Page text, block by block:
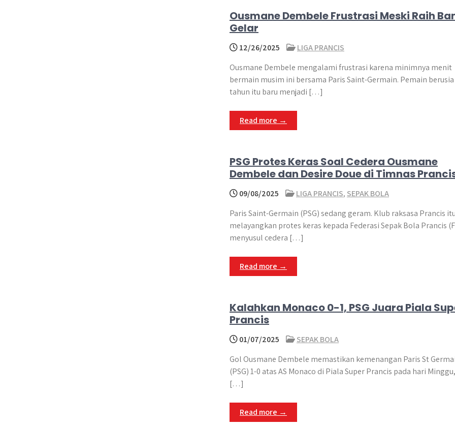
Ousmane Dembele Frustrasi Meski Raih
Gelar
12/26/2025
LIGA PRANCIS
Ousmane Dembele mengalami frustrasi karena minimnya menit
bermain musim ini bersama Paris Saint-Germain. Pemain
tahun itu baru menjadi […]
Read more →
PSG Protes Keras Soal Cedera Ousmane
Dembele dan Desire Doue di Timnas
09/08/2025 LIGA PRANCIS, SEPAK BOLA
Paris Saint-Germain (PSG) sedang geram. Klub raksasa Prancis
melayangkan protes keras kepada Federasi Sepak Bola Prancis
menyusul cedera […]
Read more →
Kalahkan Monaco 0-1, PSG Juara Piala
Prancis
01/07/2025
SEPAK BOLA
Gol Ousmane Dembele memastikan kemenangan Paris St
(PSG) 1-0 atas AS Monaco di Piala Super Prancis pada hari Minggu,
[…]
Read more →